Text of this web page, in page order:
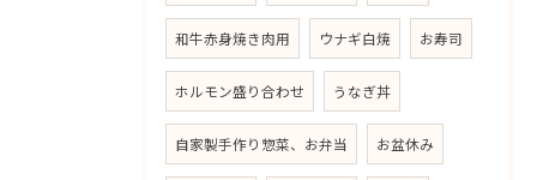
和牛赤身焼き肉用 ウナギ白焼 お寿司
ホルモン盛り合わせ うなぎ丼
自家製手作り惣菜、お弁当 お盆休み